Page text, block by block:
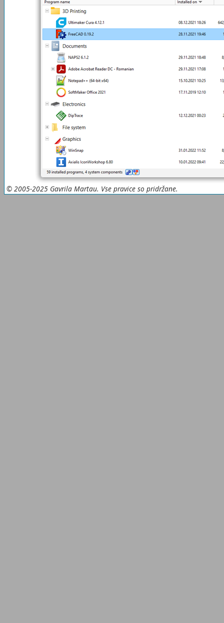
© 2005-2025 Gavrila Martau. Vse pravice so pridržane.